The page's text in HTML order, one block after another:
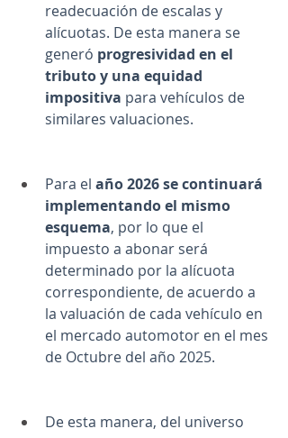
readecuación de escalas y
alícuotas. De esta manera se
generó progresividad en el
tributo y una equidad
impositiva para vehículos de
similares valuaciones.
Para el año 2026 se continuará
implementando el mismo
esquema, por lo que el
impuesto a abonar será
determinado por la alícuota
correspondiente, de acuerdo a
la valuación de cada vehículo en
el mercado automotor en el mes
de Octubre del año 2025.
De esta manera, del universo